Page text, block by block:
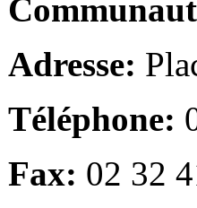
Adresse:
Téléphone:
Fax: 02 32